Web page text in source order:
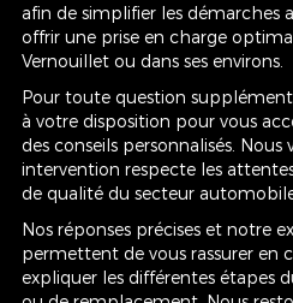
afin de simplifier les démarches
offrir une prise en charge
Vernouillet ou dans ses environs.
Pour toute question
à votre disposition pour vous
des conseils personnalisés.
intervention respecte les
de qualité du secteur
Nos réponses précises et notre
permettent de vous rassurer en
expliquer les différentes étapes